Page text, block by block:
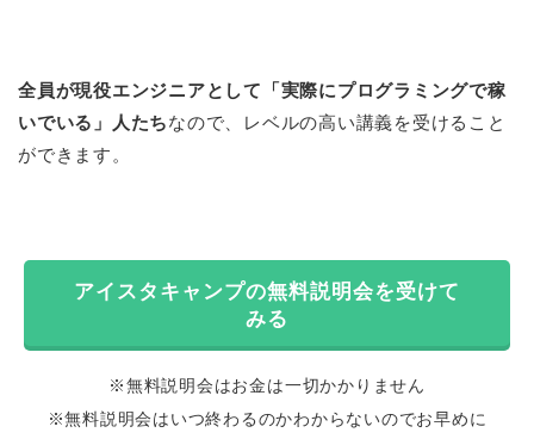
全員が現役エンジニアとして「実際にプログラミングで稼
いでいる」人たちなので、レベルの高い講義を受けること
ができます。
アイスタキャンプの無料説明会を受けて
みる
※無料説明会はお金は一切かかりません
※無料説明会はいつ終わるのかわからないのでお早めに